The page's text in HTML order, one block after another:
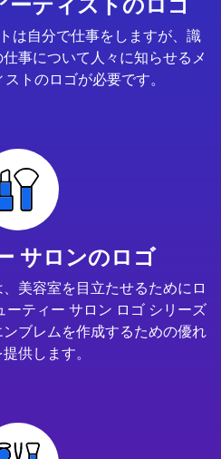
ーティストのロゴ
は自分で仕事をしますが、識
事について人々に知らせるメ
トのロゴが必要です。
サロンのロゴ
美容室を目立たせるためにロ
ーティー サロン ロゴ シリーズ
ブレムを作成するための優れ
供します。